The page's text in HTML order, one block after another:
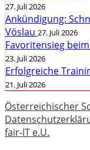
27. Juli 2026
Ankündigung:
Vöslau 27. Juli 2026
Favoritensieg beim
23. Juli 2026
Erfolgreiche
21. Juli 2026
Österreichischer
fair-IT e.U.